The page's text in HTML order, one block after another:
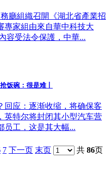
廳組織召開《湖北省產業招
專家組由來自華中科技大
容受法令保護，中華...
饭碗：很是难丨
回应：逐渐收缩，将确保客
英特尔将封闭其小型汽车营
员工，这是其大幅...
7 下一页 末页 共 86页